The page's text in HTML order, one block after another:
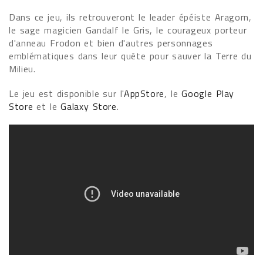
Dans ce jeu, ils retrouveront le leader épéiste Aragorn,
le sage magicien Gandalf le Gris, le courageux porteur
d'anneau Frodon et bien d'autres personnages
emblématiques dans leur quête pour sauver la Terre du
Milieu.
Le jeu est disponible sur l'AppStore, leGoogle Play
Store et leGalaxy Store.